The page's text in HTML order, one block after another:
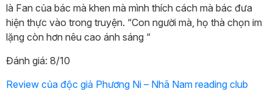
là Fan của bác mà khen mà mình thích cách mà bác đưa
hiện thực vào trong truyện. “Con người mà, họ thà chọn im
lặng còn hơn nêu cao ánh sáng “
Đánh giá: 8/10
Review của độc giả Phương Ni – Nhã Nam reading club